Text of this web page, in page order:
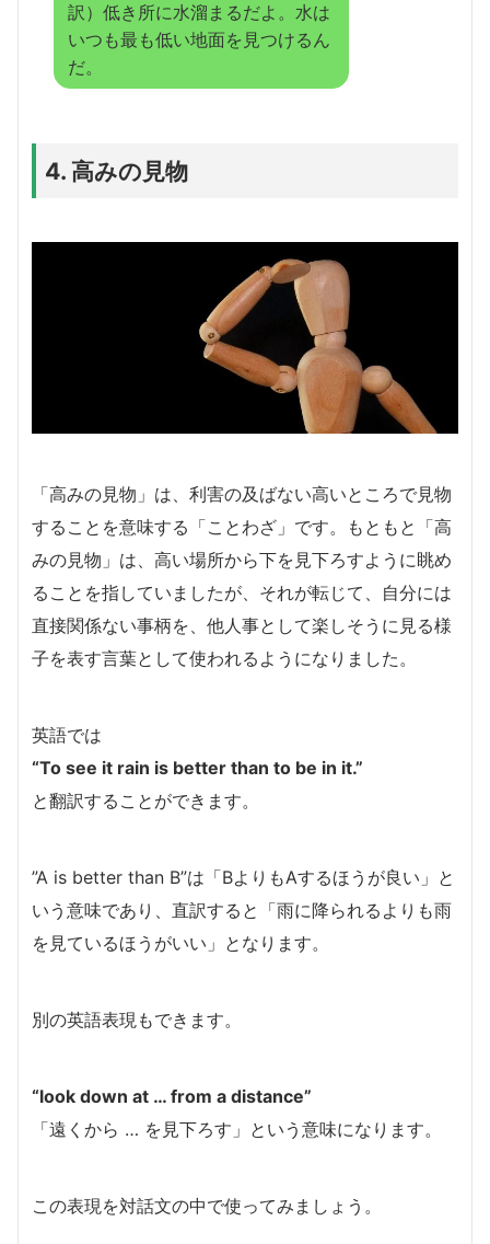
訳）低き所に水溜まるだよ。水は
いつも最も低い地面を見つけるん
だ。
4. 高みの見物
「高みの見物」は、利害の及ばない高いところで見物
することを意味する「ことわざ」です。もともと「高
みの見物」は、高い場所から下を見下ろすように眺め
ることを指していましたが、それが転じて、自分には
直接関係ない事柄を、他人事として楽しそうに見る様
子を表す言葉として使われるようになりました。
英語では
“To see it rain is better than to be in it.”
と翻訳することができます。
”A is better than B”は「BよりもAするほうが良い」と
いう意味であり、直訳すると「雨に降られるよりも雨
を見ているほうがいい」となります。
別の英語表現もできます。
“look down at … from a distance”
「遠くから … を見下ろす」という意味になります。
この表現を対話文の中で使ってみましょう。